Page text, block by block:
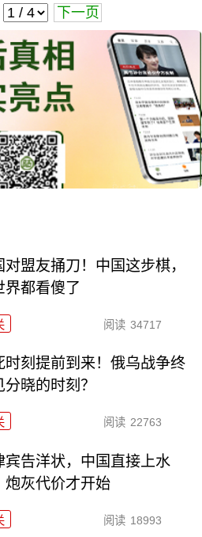
下一页
对盟友捅刀！中国这步棋，
界都看傻了
阅读 34717
时刻提前到来！俄乌战争终
分晓的时刻？
阅读 22763
宾告洋状，中国直接上水
炮灰代价才开始
阅读 18993